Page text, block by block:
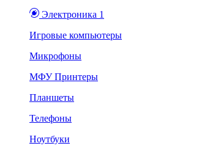
Электроника 1
Игровые компьютеры
Микрофоны
МФУ Принтеры
Планшеты
Телефоны
Ноутбуки